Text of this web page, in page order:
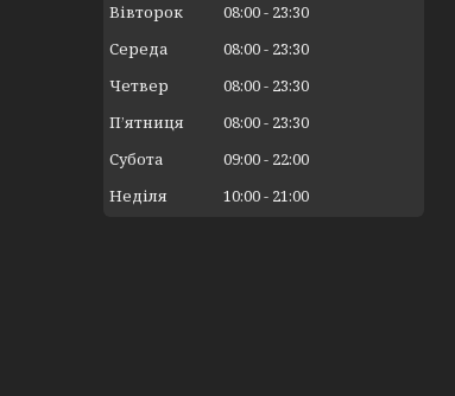
Вівторок
08:00
23:30
Середа
08:00
23:30
Четвер
08:00
23:30
Пʼятниця
08:00
23:30
Субота
09:00
22:00
Неділя
10:00 21:00